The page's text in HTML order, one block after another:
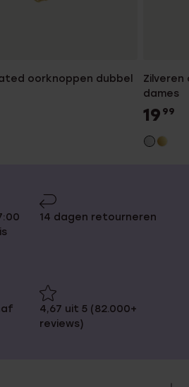
oorknoppen dubbel
dames
19 99
14 dagen retourneren
4,67 uit 5 (82.000+
reviews)